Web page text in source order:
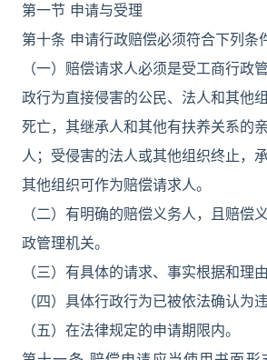
第一节 申请与受理
第十条 申请行政赔偿必须符合下列条
（一）赔偿请求人必须是受工商行政
政行为直接侵害的公民、法人和其他
死亡，其继承人和其他有扶养关系的
人；受侵害的法人或其他组织终止，
其他组织可作为赔偿请求人。
（二）有明确的赔偿义务人，且赔偿
政管理机关。
（三）有具体的请求、事实根据和理由
（四）具体行政行为已被依法确认为违
（五）在法律规定的申请期限内。